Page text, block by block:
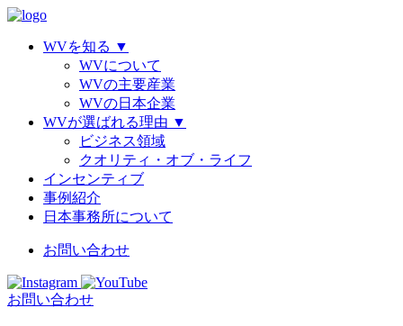
WVを知る ▼
WVについて
WVの主要産業
WVの日本企業
WVが選ばれる理由 ▼
ビジネス領域
クオリティ・オブ・ライフ
インセンティブ
事例紹介
日本事務所について
お問い合わせ
お問い合わせ